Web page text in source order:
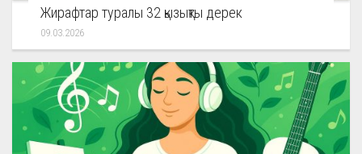
Жирафтар туралы 32 қызықты дерек
09.03.2026